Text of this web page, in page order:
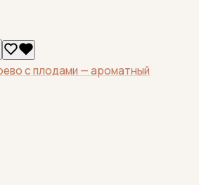
с плодами — ароматный